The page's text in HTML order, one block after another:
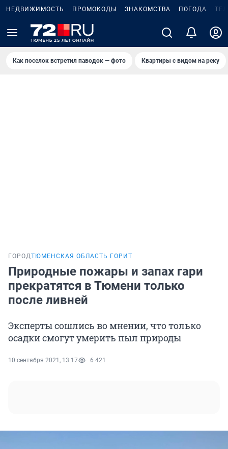
НЕДВИЖИМОСТЬ ПРОМОКОДЫ ЗНАКОМСТВА ПОГОДА
Как поселок встретил паводок — фото Квартиры с видом на реку
ГОРОДТЮМЕНСКАЯ ОБЛАСТЬ ГОРИТ
Природные пожары и запах гари
прекратятся в Тюмени только
после ливней
Эксперты сошлись во мнении, что только
осадки смогут умерить пыл природы
10 сентября 2021, 13:17 6 421